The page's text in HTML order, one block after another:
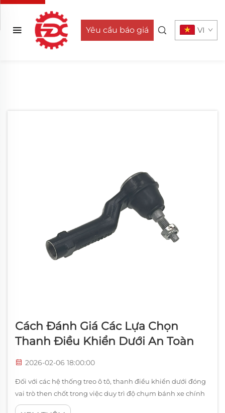
Yêu cầu báo giá VI
Cách Đánh Giá Các Lựa Chọn
Thanh Điều Khiển Dưới An Toàn
2026-02-06 18:00:00
Đối với các hệ thống treo ô tô, thanh điều khiển dưới đóng
vai trò then chốt trong việc duy trì độ chụm bánh xe chính
xác và đảm bảo trải nghiệm lái êm ái. Bộ phận thiết yếu